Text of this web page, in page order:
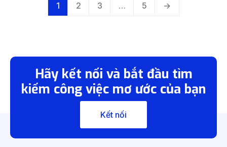
1 2 3 … 5 →
Hãy kết nối và bắt đầu tìm
kiếm công việc mơ ước của bạn
Kết nối